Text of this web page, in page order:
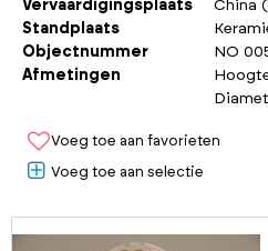
Vervaardigingsplaats
China
Standplaats
Objectnummer
NO
Afmetingen
Voeg toe aan favorieten
Voeg toe aan selectie